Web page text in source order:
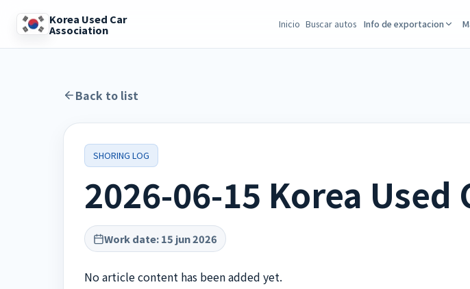
Korea Used Car
Association Inicio Buscar autos Info de exportacion
Back to list
SHORING LOG
2026-06-15 Korea
Work date:15 jun 2026
No article content has been added yet.